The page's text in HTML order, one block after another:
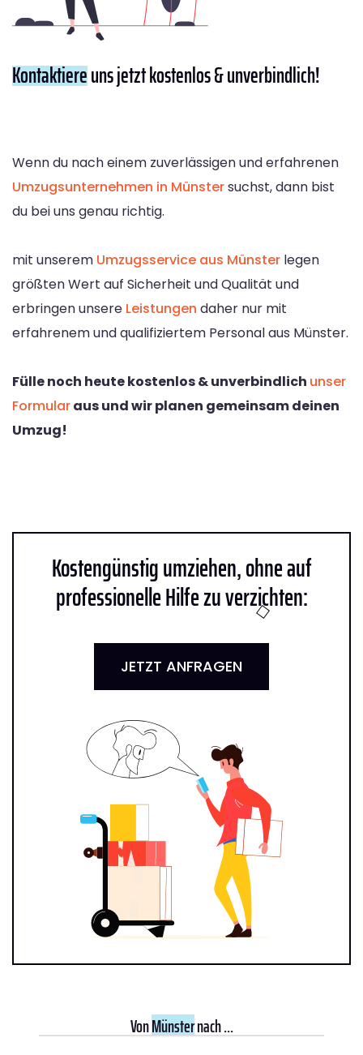
Kontaktiereuns jetzt kostenlos & unverbindlich!
Wenn du nach einem zuverlässigen und erfahrenen
Umzugsunternehmen in Münstersuchst, dann bist
du bei uns genau richtig.
mit unserem Umzugsservice aus Münster legen
größten Wert auf Sicherheit und Qualität und
erbringen unsere Leistungen daher nur mit
erfahrenem und qualifiziertem Personal aus Münster.
Fülle noch heute kostenlos & unverbindlich unser
Formularaus und wir planen gemeinsam deinen
Umzug!
Kostengünstig umziehen, ohne auf
professionelle Hilfe zu verzichten:
JETZT ANFRAGEN
VonMünsternach ...